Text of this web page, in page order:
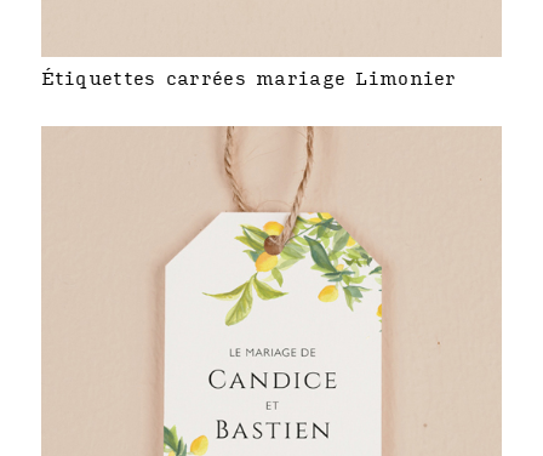
Étiquettes carrées mariage Limonier